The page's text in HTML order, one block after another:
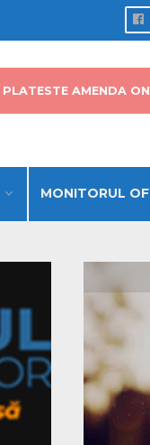
MONITORUL
PLATESTE AMENDA